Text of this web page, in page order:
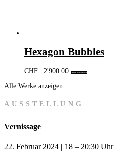
Hexagon Bubbles
CHF 2'900.00 In den Warenkorb
Alle Werke anzeigen
AUSSTELLUNG
Vernissage
22. Februar 2024 | 18 – 20:30 Uhr